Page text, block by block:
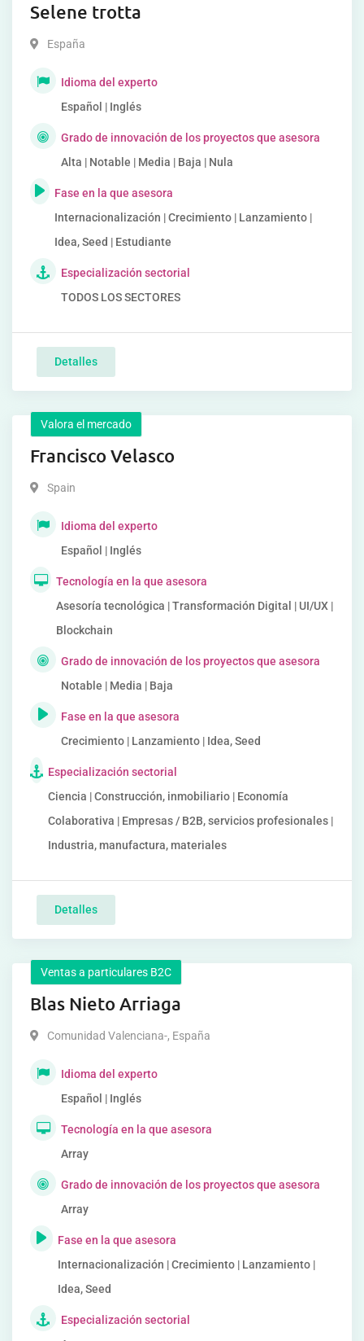
Selene trotta
España
Idioma del experto
Español | Inglés
Grado de innovación de los proyectos que asesora
Alta | Notable | Media | Baja | Nula
Fase en la que asesora
Internacionalización | Crecimiento | Lanzamiento |
Idea, Seed | Estudiante
Especialización sectorial
TODOS LOS SECTORES
Detalles
Valora el mercado
Francisco Velasco
Spain
Idioma del experto
Español | Inglés
Tecnología en la que asesora
Asesoría tecnológica | Transformación Digital | UI/UX |
Blockchain
Grado de innovación de los proyectos que asesora
Notable | Media | Baja
Fase en la que asesora
Crecimiento | Lanzamiento | Idea, Seed
Especialización sectorial
Ciencia | Construcción, inmobiliario | Economía
Colaborativa | Empresas / B2B, servicios profesionales |
Industria, manufactura, materiales
Detalles
Ventas a particulares B2C
Blas Nieto Arriaga
Comunidad Valenciana-, España
Idioma del experto
Español | Inglés
Tecnología en la que asesora
Array
Grado de innovación de los proyectos que asesora
Array
Fase en la que asesora
Internacionalización | Crecimiento | Lanzamiento |
Idea, Seed
Especialización sectorial